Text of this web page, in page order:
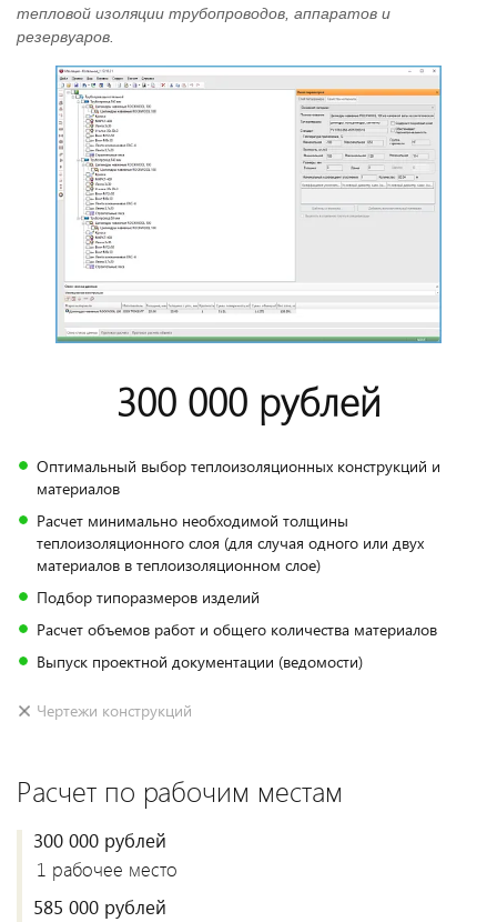
тепловой изоляции трубопроводов, аппаратов и
резервуаров.
300 000 рублей
Оптимальный выбор теплоизоляционных конструкций и
материалов
Расчет минимально необходимой толщины
теплоизоляционного слоя (для случая одного или двух
материалов в теплоизоляционном слое)
Подбор типоразмеров изделий
Расчет объемов работ и общего количества материалов
Выпуск проектной документации (ведомости)
Чертежи конструкций
Расчет по рабочим местам
300 000 рублей
1 рабочее место
585 000 рублей